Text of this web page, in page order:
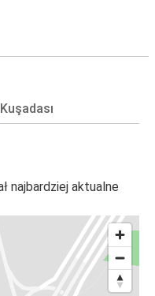
Kuşadası
najbardziej aktualne